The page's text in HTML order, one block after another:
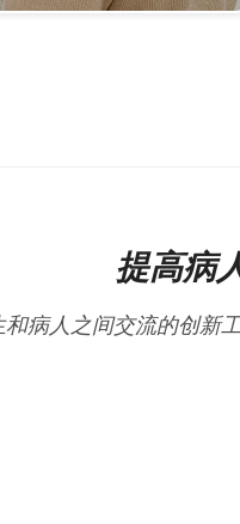
提高病
病人之间交流的创新